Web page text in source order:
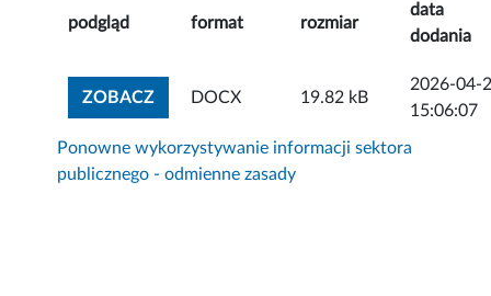
podgląd format rozmiar
data
dodania
ZOBACZZOBACZ ZAŁĄCZNIK
DOCX 19.82 kB
2026-04-
15:06:07
Ponowne wykorzystywanie informacji sektora
publicznego - odmienne zasady